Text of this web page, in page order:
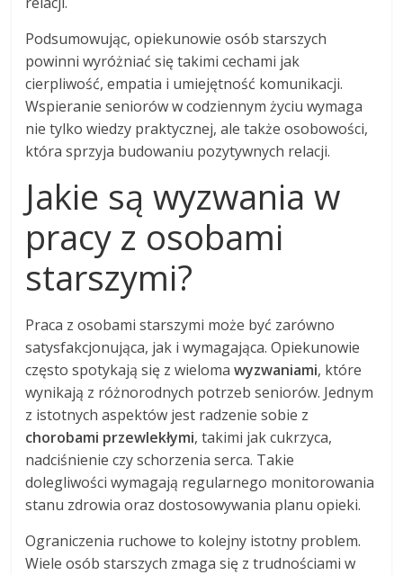
Podsumowując, opiekunowie osób starszych
powinni wyróżniać się takimi cechami jak
cierpliwość, empatia i umiejętność komunikacji.
Wspieranie seniorów w codziennym życiu wymaga
nie tylko wiedzy praktycznej, ale także osobowości,
która sprzyja budowaniu pozytywnych relacji.
Jakie są wyzwania w
pracy z osobami
starszymi?
Praca z osobami starszymi może być zarówno
satysfakcjonująca, jak i wymagająca. Opiekunowie
często spotykają się z wielomawyzwaniami, które
wynikają z różnorodnych potrzeb seniorów. Jednym
z istotnych aspektów jest radzenie sobie z
chorobami przewlekłymi, takimi jak cukrzyca,
nadciśnienie czy schorzenia serca. Takie
dolegliwości wymagają regularnego monitorowania
stanu zdrowia oraz dostosowywania planu opieki.
Ograniczenia ruchowe to kolejny istotny problem.
Wiele osób starszych zmaga się z trudnościami w